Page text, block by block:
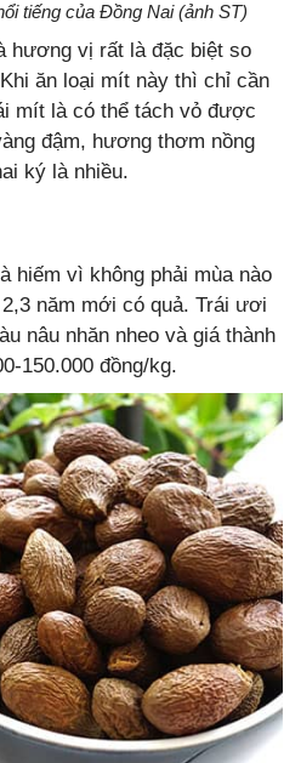
tiếng của Đồng Nai (ảnh ST)
hương vị rất là đặc biệt so
ăn loại mít này thì chỉ cần
mít là có thể tách vỏ được
đậm, hương thơm nồng
ký là nhiều.
hiếm vì không phải mùa nào
năm mới có quả. Trái ươi
nâu nhăn nheo và giá thành
150.000 đồng/kg.